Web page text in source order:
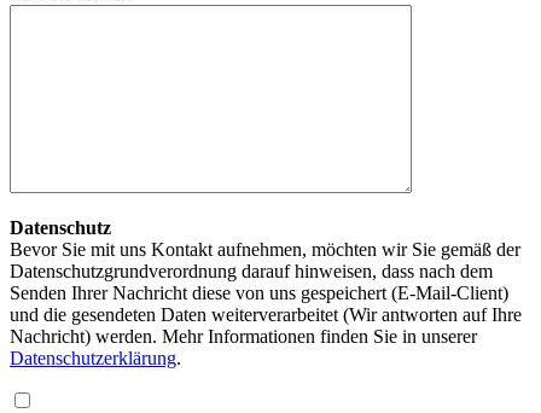
Datenschutz
Bevor Sie mit uns Kontakt aufnehmen, möchten wir Sie gemäß der
Datenschutzgrundverordnung darauf hinweisen, dass nach dem
Senden Ihrer Nachricht diese von uns gespeichert (E-Mail-Client)
und die gesendeten Daten weiterverarbeitet (Wir antworten auf Ihre
Nachricht) werden. Mehr Informationen finden Sie in unserer
Datenschutzerklärung.